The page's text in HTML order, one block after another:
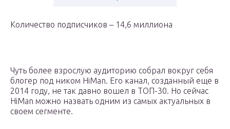
Количество подписчиков – 14,6 миллиона
Чуть более взрослую аудиторию собрал вокруг себя
блогер под ником HiMan. Его канал, созданный еще в
2014 году, не так давно вошел в ТОП-30. Но сейчас
HiMan можно назвать одним из самых актуальных в
своем сегменте.